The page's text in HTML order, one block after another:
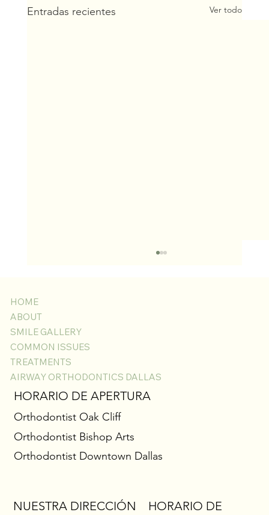
Entradas recientes Ver todo
Gingivectomía con Láser para Encías Inflamadas
Debajo
HOME
ABOUT
SMILE GALLERY
COMMON ISSUES
TREATMENTS
AIRWAY ORTHODONTICS DALLAS
HORARIO DE APERTURA
Orthodontist Oak Cliff
Orthodontist Bishop Arts
Orthodontist Downtown Dallas
HORARIO DE
NUESTRA DIRECCIÓN